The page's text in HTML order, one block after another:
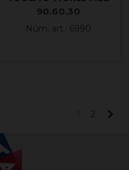
90.60.30
Núm. art.: 6990
2